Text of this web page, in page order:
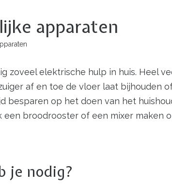
apparaten
zoveel elektrische hulp in huis. Heel
af en toe de vloer laat bijhouden
besparen op het doen van het
broodrooster of een mixer maken
je nodig?